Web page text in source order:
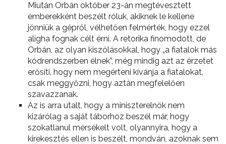
Miután Orbán október 23-án megtévesztett
emberekként beszélt róluk, akiknek le kellene
jönniük a gépről, vélhetően felmérték, hogy ezzel
aligha fognak célt érni. A retorika finomodott, de
Orbán, az olyan kiszólásokkal, hogy „a fiatalok más
kódrendszerben élnek”, még mindig azt az érzetet
erősíti, hogy nem megérteni kívánja a fiatalokat,
csak meggyőzni, hogy aztán megfelelően
szavazzanak.
Az is arra utalt, hogy a miniszterelnök nem
kizárólag a saját táborhoz beszél már, hogy
szokatlanul mérsékelt volt, olyannyira, hogy a
kirekesztés ellen is beszélt, mondván, azoknak sem